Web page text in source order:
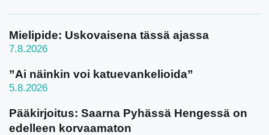
Mielipide: Uskovaisena tässä ajassa
7.8.2026
”Ai näinkin voi katuevankelioida”
5.8.2026
Pääkirjoitus: Saarna Pyhässä Hengessä on
edelleen korvaamaton